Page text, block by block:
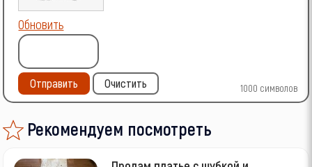
1000 символов
Обновить
Отправить Очистить
Рекомендуем посмотреть